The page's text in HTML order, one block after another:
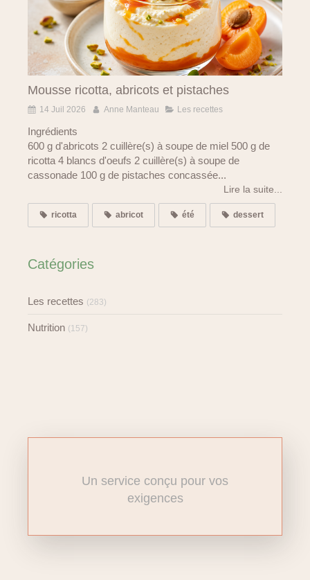
Mousse ricotta, abricots et pistaches
14 Juil 2026 Anne Manteau Les recettes
Ingrédients
600 g d'abricots 2 cuillère(s) à soupe de miel 500 g de
ricotta 4 blancs d'oeufs 2 cuillère(s) à soupe de
cassonade 100 g de pistaches concassée...
Lire la suite...
ricotta abricot été dessert
Catégories
Les recettes (283)
Nutrition (157)
Un service conçu pour vos
exigences